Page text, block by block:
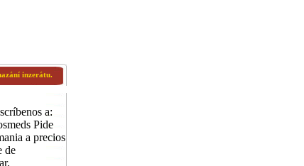
inzerátu.
a:
Pide
a precios
de